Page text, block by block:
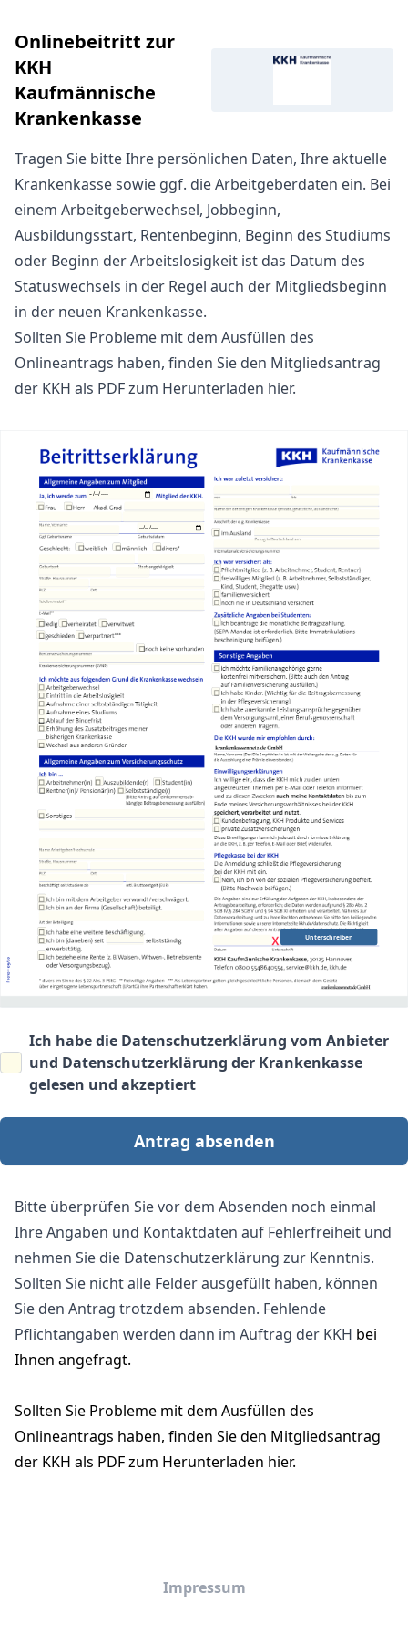
Onlinebeitritt zur
KKH
Kaufmännische
Krankenkasse
Tragen Sie bitte Ihre persönlichen Daten, Ihre aktuelle
Krankenkasse sowie ggf. die Arbeitgeberdaten ein. Bei
einem Arbeitgeberwechsel, Jobbeginn,
Ausbildungsstart, Rentenbeginn, Beginn des Studiums
oder Beginn der Arbeitslosigkeit ist das Datum des
Statuswechsels in der Regel auch der Mitgliedsbeginn
in der neuen Krankenkasse.
Sollten Sie Probleme mit dem Ausfüllen des
Onlineantrags haben, finden Sie den Mitgliedsantrag
der KKH als PDF zum Herunterladen hier.
Unterschreiben
Ich habe die Datenschutzerklärung vom Anbieter
und Datenschutzerklärung der Krankenkasse
gelesen und akzeptiert
Antrag absenden
Bitte überprüfen Sie vor dem Absenden noch einmal
Ihre Angaben und Kontaktdaten auf Fehlerfreiheit und
nehmen Sie die Datenschutzerklärung zur Kenntnis.
Sollten Sie nicht alle Felder ausgefüllt haben, können
Sie den Antrag trotzdem absenden. Fehlende
Pflichtangaben werden dann im Auftrag der KKH bei
Ihnen angefragt.
Sollten Sie Probleme mit dem Ausfüllen des
Onlineantrags haben, finden Sie den Mitgliedsantrag
der KKH als PDF zum Herunterladen hier.
Impressum